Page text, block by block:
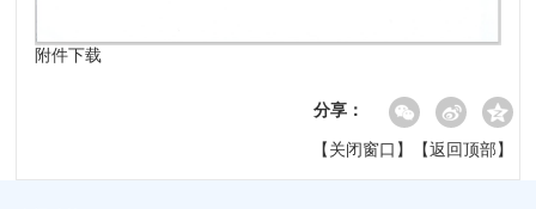
附件下载
分享：
【 关闭窗口 】【返回顶部 】